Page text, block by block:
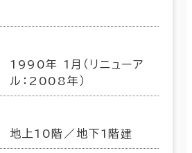
1990年 1月（リニューア
ル：2008年）
地上10階／地下1階建